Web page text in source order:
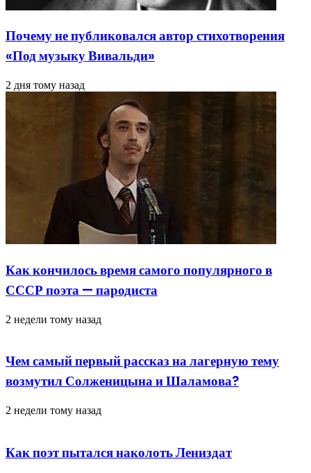
Почему не публиковался автор стихотворения
«Под музыку Вивальди»
2 дня тому назад
Как кончилось время самого популярного в
СССР поэта — пародиста
2 недели тому назад
Чем самый первый рассказ на лагерную тему
возмутил Солженицына и Шаламова?
2 недели тому назад
Как поэт пытался наколоть Лениздат